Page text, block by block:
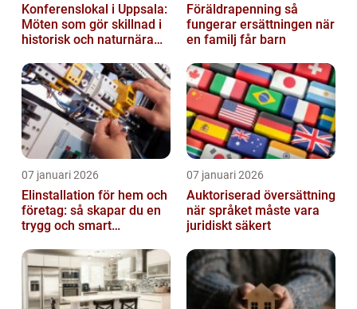
Konferenslokal i Uppsala:
Möten som gör skillnad i
historisk och naturnära
Föräldrapenning så
fungerar ersättningen när
en familj får barn
07 januari 2026
Elinstallation för hem och
företag: så skapar du en
trygg och smart
07 januari 2026
Auktoriserad översättning
när språket måste vara
juridiskt säkert